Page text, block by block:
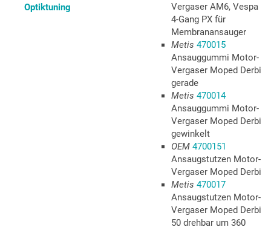
Optiktuning
Vergaser AM6, Vespa
4-Gang PX für
Membranansauger
Metis 470015
Ansauggummi Motor-
Vergaser Moped Derbi
gerade
Metis 470014
Ansauggummi Motor-
Vergaser Moped Derbi
gewinkelt
OEM 4700151
Ansaugstutzen Motor-
Vergaser Moped Derbi
Metis 470017
Ansaugstutzen Motor-
Vergaser Moped Derbi
50 drehbar um 360